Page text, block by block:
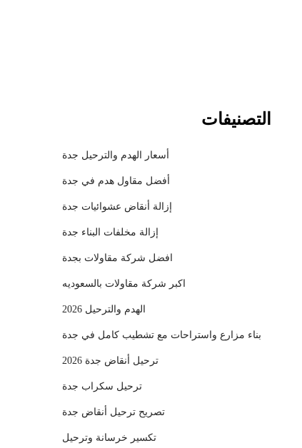
التصنيفات
أسعار الهدم والترحيل جدة
أفضل مقاول هدم في جدة
إزالة أنقاض عشوائيات جدة
إزالة مخلفات البناء جدة
افضل شركة مقاولات بجدة
اكبر شركة مقاولات بالسعوديه
الهدم والترحيل 2026
بناء مزارع واستراحات مع تشطيب كامل في جدة
ترحيل أنقاض جدة 2026
ترحيل سكراب جدة
تصريح ترحيل أنقاض جدة
تكسير خرسانة وترحيل